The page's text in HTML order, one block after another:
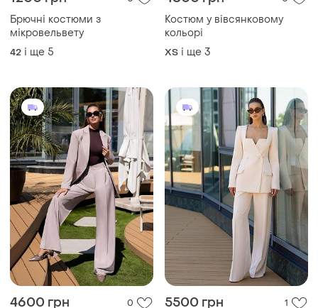
Брючні костюми з
мікровельвету
42 і ще 5
Костюм у вівсянковому
кольорі
ХS і ще 3
4600 грн 0 5500 грн 1